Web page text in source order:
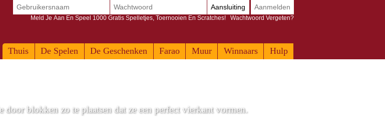
Thuis De Spelen De Geschenken Farao Muur Winnaars Hulp
Aansluiting Aanmelden
Meld Je Aan En Speel 1000 Gratis Spelletjes, Toernooien En Scratches! Wachtwoord Vergeten?
blokken zo te plaatsen dat ze een perfect vierkant vormen.